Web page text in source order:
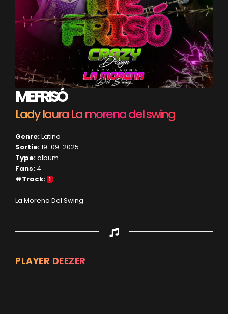
ME FRISÓ
Lady laura La morena del swing
Genre:Latino
Sortie:19-09-2025
Type:album
Fans: 4
#Track: 1
La Morena Del Swing
PLAYER DEEZER